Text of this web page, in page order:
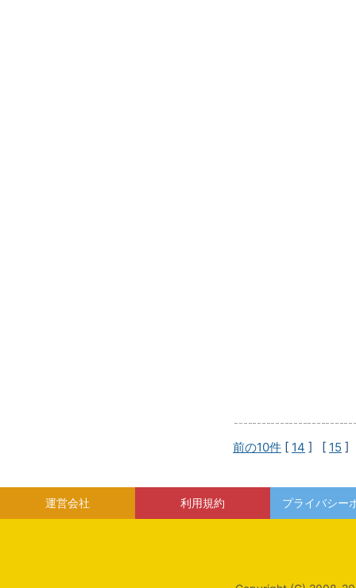
前の10件 [ 14 ] [ 15 ]
運営会社 利用規約 プライバシー